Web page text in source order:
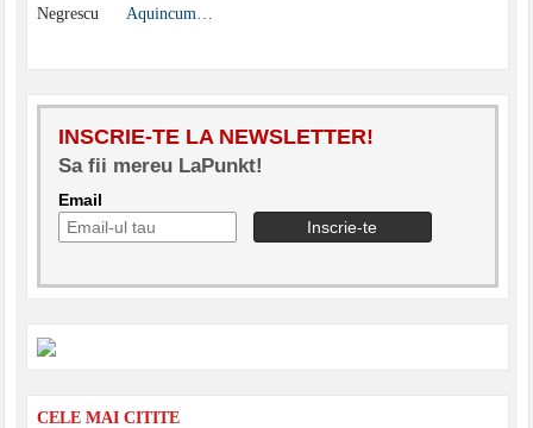
Aquincum…
INSCRIE-TE LA NEWSLETTER!
Sa fii mereu LaPunkt!
Email
CELE MAI CITITE